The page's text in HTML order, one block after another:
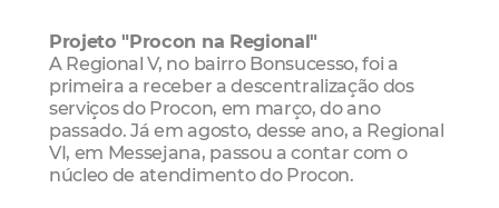
Projeto "Procon na Regional"
A Regional V, no bairro Bonsucesso, foi a
primeira a receber a descentralização dos
serviços do Procon, em março, do ano
passado. Já em agosto, desse ano, a Regional
VI, em Messejana, passou a contar com o
núcleo de atendimento do Procon.